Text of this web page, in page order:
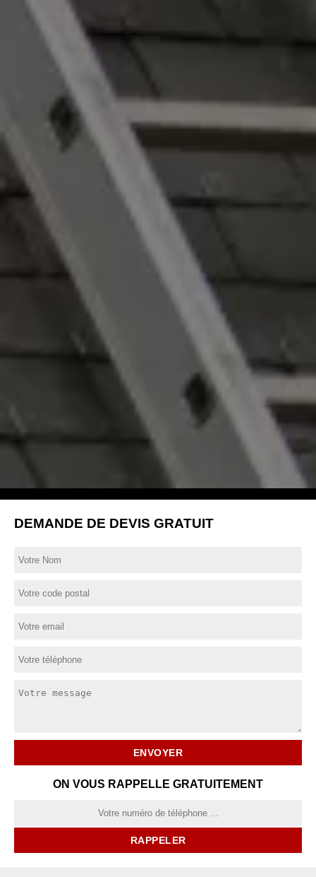
DEMANDE DE DEVIS GRATUIT
ON VOUS RAPPELLE GRATUITEMENT